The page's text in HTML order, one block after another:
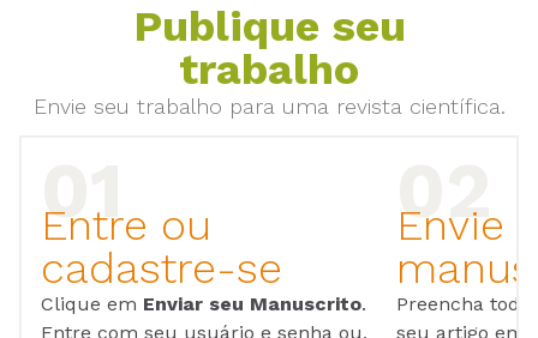
Publique seu
trabalho
Envie seu trabalho para uma revista científica.
Entre ou
cadastre-se
Clique em Enviar seu Manuscrito.
Entre com seu usuário e senha ou,
Envie
Preencha
seu artigo em